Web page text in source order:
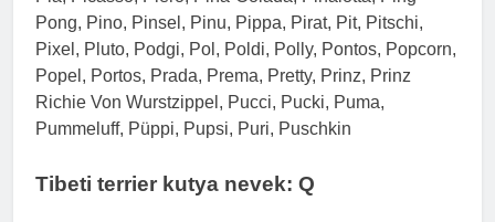
Pong, Pino, Pinsel, Pinu, Pippa, Pirat, Pit, Pitschi,
Pixel, Pluto, Podgi, Pol, Poldi, Polly, Pontos, Popcorn,
Popel, Portos, Prada, Prema, Pretty, Prinz, Prinz
Richie Von Wurstzippel, Pucci, Pucki, Puma,
Pummeluff, Püppi, Pupsi, Puri, Puschkin
Tibeti terrier kutya nevek: Q